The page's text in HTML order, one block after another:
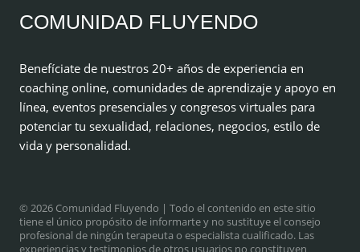
COMUNIDAD FLUYENDO
Benefíciate de nuestros 20+ años de experiencia en
coaching online, comunidades de aprendizaje y apoyo en
línea, eventos presenciales y congresos virtuales para
potenciar tu sexualidad, relaciones, negocios, estilo de
vida y personalidad.
© 2026 Comunidad Fluyendo | Todo el contenido en este sitio
tiene el único propósito de informarte y no sustituye el consejo
profesional de ningún terapeuta o especialista cualificado. Las
experiencias y testimonios de otros usuarios no constituyen